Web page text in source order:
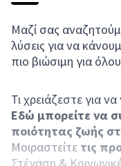
Μαζί σας
λύσεις για να
πιο βιώσιμη για
Τι χρειάζεστε για
Εδώ μπορείτε να
ποιότητας ζωής
Μοιραστείτε τις